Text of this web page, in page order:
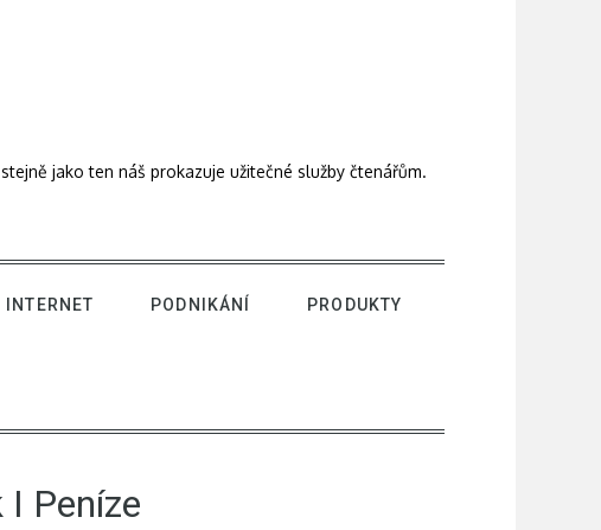
jako ten náš prokazuje užitečné služby čtenářům.
INTERNET PODNIKÁNÍ PRODUKTY
Peníze